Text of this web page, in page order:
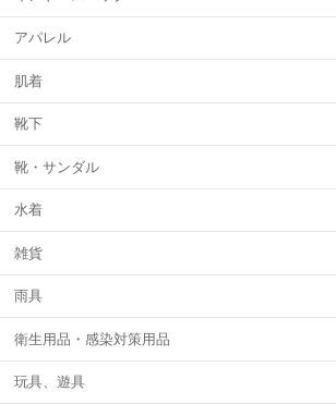
アパレル
肌着
靴下
靴・サンダル
水着
雑貨
雨具
衛生用品・感染対策用品
玩具、遊具